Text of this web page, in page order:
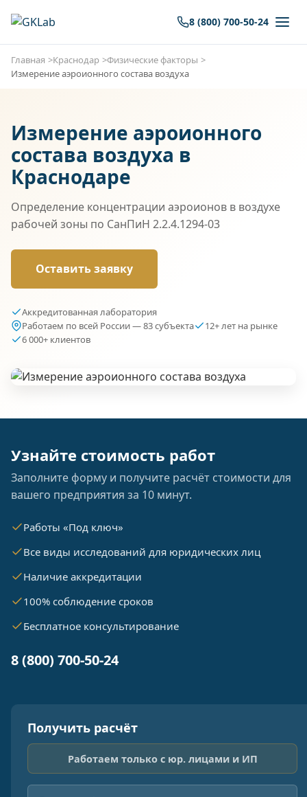
8 (800) 700-50-24
Главная Краснодар
Физические факторы
Измерение аэроионного состава воздуха
Измерение аэроионного
состава воздуха в
Краснодаре
Определение концентрации аэроионов в воздухе
рабочей зоны по СанПиН 2.2.4.1294-03
Оставить заявку
Аккредитованная лаборатория
Работаем по всей России — 83 субъекта
12+ лет на рынке
6 000+ клиентов
Узнайте стоимость работ
Заполните форму и получите расчёт стоимости для
вашего предприятия за 10 минут.
Работы «Под ключ»
Все виды исследований для юридических лиц
Наличие аккредитации
100% соблюдение сроков
Бесплатное консультирование
8 (800) 700-50-24
Получить расчёт
Работаем только с юр. лицами и ИП